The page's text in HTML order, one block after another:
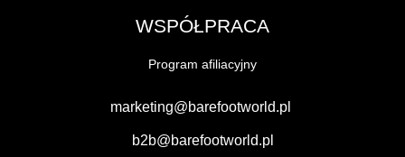
WSPÓŁPRACA
Program afiliacyjny
marketing@barefootworld.pl
b2b@barefootworld.pl